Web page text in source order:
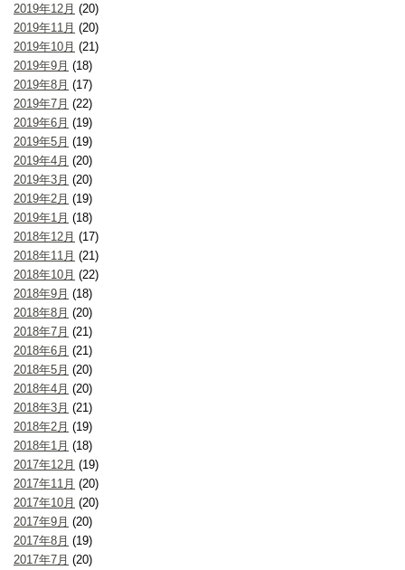
2019年12月 (20)
2019年11月 (20)
2019年10月 (21)
2019年9月 (18)
2019年8月 (17)
2019年7月 (22)
2019年6月 (19)
2019年5月 (19)
2019年4月 (20)
2019年3月 (20)
2019年2月 (19)
2019年1月 (18)
2018年12月 (17)
2018年11月 (21)
2018年10月 (22)
2018年9月 (18)
2018年8月 (20)
2018年7月 (21)
2018年6月 (21)
2018年5月 (20)
2018年4月 (20)
2018年3月 (21)
2018年2月 (19)
2018年1月 (18)
2017年12月 (19)
2017年11月 (20)
2017年10月 (20)
2017年9月 (20)
2017年8月 (19)
2017年7月 (20)